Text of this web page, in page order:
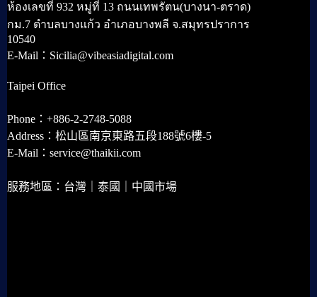
ห้องเลขที่ 932 หมู่ที่ 13 ถนนเทพรัตน(บางนา-ตราด)
กม.7 ตำบลบางแก้ว อำเภอบางพลี จ.สมุทรปราการ
10540
E-Mail：Sicilia@vibeasiadigital.com
Taipei Office
Phone：+886-2-2748-5088
Address：松山區南京東路五段188號6樓-5
E-Mail：service@thaikii.com
服務地區：台灣｜泰國｜中國市場